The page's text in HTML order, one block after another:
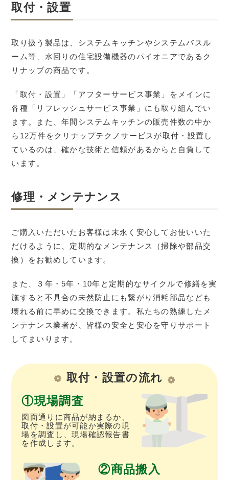
取付・設置
取り扱う製品は、システムキッチンやシステムバスル
ーム等、水回りの住宅設備機器のパイオニアであるク
リナップの商品です。
「取付・設置」「アフターサービス事業」をメインに
各種「リフレッシュサービス事業」にも取り組んでい
ます。また、年間システムキッチンの販売件数の中か
ら12万件をクリナップテクノサービスが取付・設置し
ているのは、確かな技術と信頼があるからと自負して
います。
修理・メンテナンス
ご購入いただいたお客様は末永く安心してお使いいた
だけるように、定期的なメンテナンス（掃除や部品交
換）をお勧めしています。
また、３年・5年・10年と定期的なサイクルで修繕を実
施すると不具合の未然防止にも繋がり消耗部品なども
壊れる前に早めに交換できます。私たちの熟練したメ
ンテナンス業者が、皆様の安全と安心を守りサポート
してまいります。
取付・設置の流れ
現場調査
図面通りに商品が納まるか、
取付・設置が可能か実際の現
場を調査し、現場確認報告書
を作成します。
商品搬入